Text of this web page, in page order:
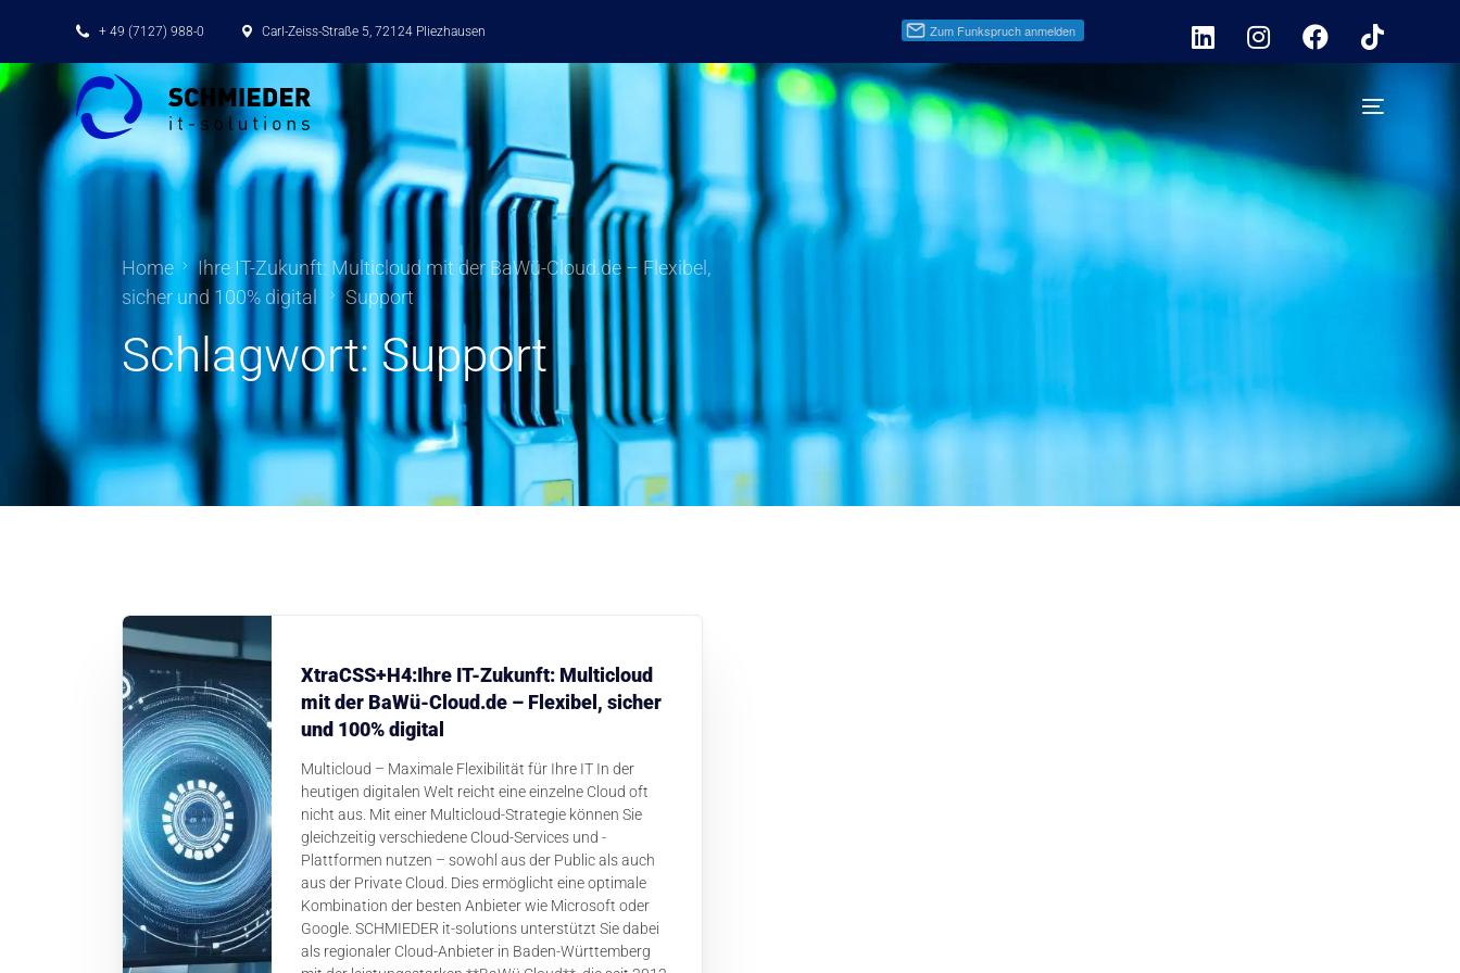
+ 49 (7127) 988-0 Carl-Zeiss-Straße 5, 72124 Pliezhausen
Home
Ihre IT-Zukunft: Multicloud mit der BaWü-Cloud.de – Flexibel,
sicher und 100% digital
Support
Schlagwort: Support
Ihre IT-Zukunft: Multicloud
mit der BaWü-Cloud.de – Flexibel, sicher
und 100% digital
Multicloud – Maximale Flexibilität für Ihre IT In der
heutigen digitalen Welt reicht eine einzelne Cloud oft
nicht aus. Mit einer Multicloud-Strategie können Sie
gleichzeitig verschiedene Cloud-Services und -
Plattformen nutzen – sowohl aus der Public als auch
aus der Private Cloud. Dies ermöglicht eine optimale
Kombination der besten Anbieter wie Microsoft oder
Google. SCHMIEDER it-solutions unterstützt Sie dabei
als regionaler Cloud-Anbieter in Baden-Württemberg